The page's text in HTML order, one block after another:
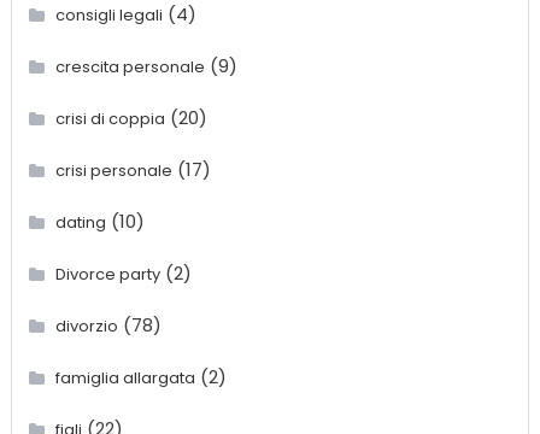
consigli legali (4)
crescita personale (9)
crisi di coppia (20)
crisi personale (17)
dating (10)
Divorce party(2)
divorzio (78)
famiglia allargata (2)
(22)